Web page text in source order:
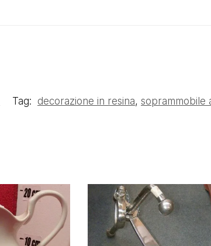
Tag: decorazione in resina, soprammobile